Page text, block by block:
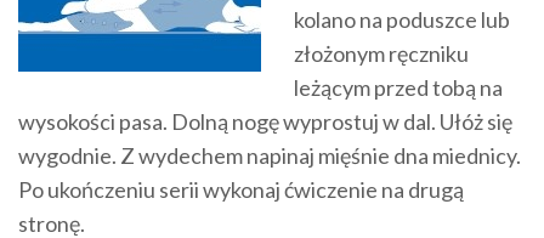
kolano na poduszce lub
złożonym ręczniku
leżącym przed tobą na
wysokości pasa. Dolną nogę wyprostuj w dal. Ułóż się
wygodnie. Z wydechem napinaj mięśnie dna miednicy.
Po ukończeniu serii wykonaj ćwiczenie na drugą
stronę.